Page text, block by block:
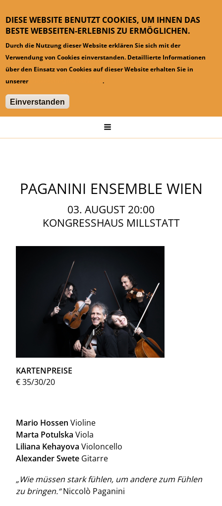
DIESE WEBSITE BENUTZT COOKIES, UM IHNEN DAS
BESTE WEBSEITEN-ERLEBNIS ZU ERMÖGLICHEN.
Durch die Nutzung dieser Website erklären Sie sich mit der
Verwendung von Cookies einverstanden. Detaillierte Informationen
über den Einsatz von Cookies auf dieser Website erhalten Sie in
unserer
Datenschutzinformation.
Einverstanden
PAGANINI ENSEMBLE WIEN
PAGANINI ENSEMBLE WIEN
03. AUGUST 20:00
KONGRESSHAUS MILLSTATT
KARTENPREISE
€ 35/30/20
Mario Hossen Violine
Marta Potulska Viola
Liliana Kehayova Violoncello
Alexander Swete Gitarre
„Wie müssen stark fühlen, um andere zum Fühlen
zu bringen.“Niccolò Paganini